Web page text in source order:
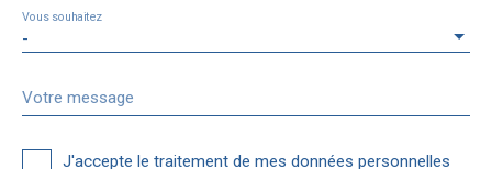
-
Vous souhaitez
Votre message
J'accepte le traitement de mes données personnelles